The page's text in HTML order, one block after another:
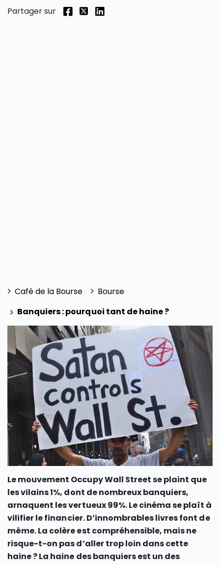
Partager sur
Café de la Bourse
Bourse
Banquiers : pourquoi tant de haine ?
Le mouvement Occupy Wall Street se plaint que
les vilains 1%, dont de nombreux banquiers,
arnaquent les vertueux 99%. Le cinéma se plaît à
vilifier le financier. D’innombrables livres font de
même. La colère est compréhensible, mais ne
risque-t-on pas d’aller trop loin dans cette
haine ? La haine des banquiers est un des